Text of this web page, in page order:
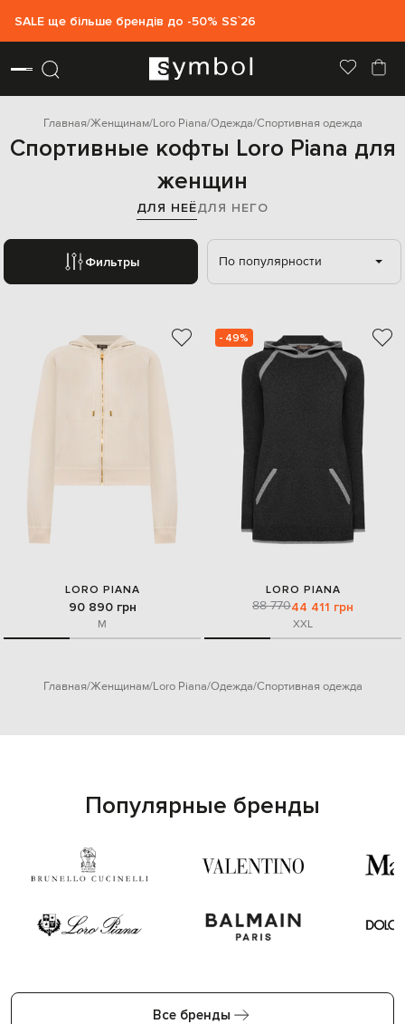
SALE ще більше брендів до -50% SS`26
Главная Женщинам Loro Piana Одежда Спортивная одежда
Спортивные кофты Loro Piana для
женщин
ДЛЯ НЕЁДЛЯ НЕГО
Фильтры По популярности
LORO PIANA
90 890 грн
M
- 49%
LORO PIANA
88 77044 411 грн
XXL
Главная Женщинам Loro Piana Одежда Спортивная одежда
Популярные бренды
Все бренды